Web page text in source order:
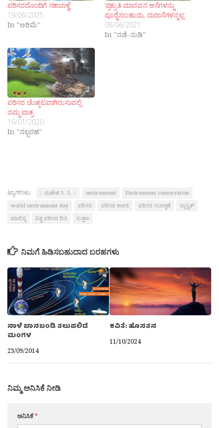
ಪರಿಸರದೊಂದಿಗೆ ಸಹಬಾಳ್ವೆ
19/06/2025
In "ಅರಿಮೆ"
‘ಪ್ರಕ್ರುತಿ ಮಾನವನ ಆಸೆಗಳನ್ನು
ಪೂರೈಸಬಹುದು, ದುರಾಸೆಗಳನ್ನಲ್ಲ’
08/06/2021
In "ನಡೆ-ನುಡಿ"
ಪರಿಸರ ಚೊಕ್ಕಟವಾಗಿರುಸುವಲ್ಲಿ
ನಮ್ಮ ಪಾತ್ರ
16/01/2020
In "ನಲ್ಬರಹ"
ಟ್ಯಾಗ್‌ಗಳು: :: ಮಹೇಶ ಸಿ. ಸಿ. :: environment
Environment conservation
world environment day
ಪರಿಸರ ಪರಿಸರ ಕಾಳಜಿ ಪರಿಸರ ಸಂರಕ್ಶಣೆ
ಪ್ಲಾಸ್ಟಿಕ್
ಮಾಲಿನ್ಯ
ವಿಶ್ವ ಪರಿಸರ ದಿನ ಸುತ್ತಣ
ನಿಮಗೆ ಹಿಡಿಸಬಹುದಾದ ಬರಹಗಳು
ನಾಳೆ ಬಾನಬಂಡಿ ತಲುಪಲಿದೆ
ಮಂಗಳ
23/09/2014
ಕವಿತೆ: ಹೊಸತನ
11/10/2024
ನಿಮ್ಮ ಅನಿಸಿಕೆ ನೀಡಿ
ಅನಿಸಿಕೆ*